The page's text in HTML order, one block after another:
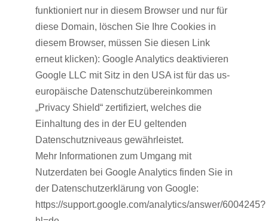
funktioniert nur in diesem Browser und nur für
diese Domain, löschen Sie Ihre Cookies in
diesem Browser, müssen Sie diesen Link
erneut klicken): Google Analytics deaktivieren
Google LLC mit Sitz in den USA ist für das us-
europäische Datenschutzübereinkommen
„Privacy Shield“ zertifiziert, welches die
Einhaltung des in der EU geltenden
Datenschutzniveaus gewährleistet.
Mehr Informationen zum Umgang mit
Nutzerdaten bei Google Analytics finden Sie in
der Datenschutzerklärung von Google:
https://support.google.com/analytics/answer/6004245?